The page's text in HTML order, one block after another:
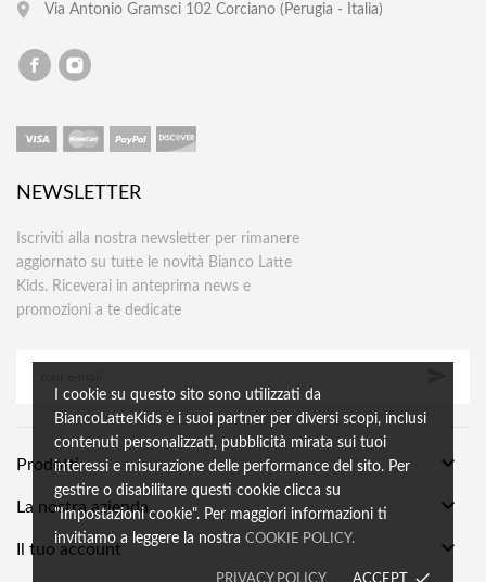
Via Antonio Gramsci 102 Corciano (Perugia ‐ Italia)
NEWSLETTER
Iscriviti alla nostra newsletter per rimanere
aggiornato su tutte le novità Bianco Latte
Kids. Riceverai in anteprima news e
promozioni a te dedicate
Prodotti 
La nostra azienda 
Il tuo account 
I cookie su questo sito sono utilizzati da
BiancoLatteKids e i suoi partner per diversi scopi, inclusi
contenuti personalizzati, pubblicità mirata sui tuoi
interessi e misurazione delle performance del sito. Per
gestire o disabilitare questi cookie clicca su
"Impostazioni cookie". Per maggiori informazioni ti
invitiamo a leggere la nostra COOKIE POLICY.